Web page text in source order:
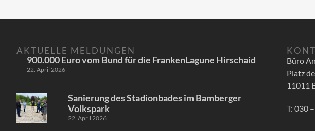
AKTUELLE MELDUNGEN
900.000 Euro vom Bund für die FrankenLagune Hirschaid
22. April 2026
Sanierung des Stadionbades im Bamberger
Volkspark
22. April 2026
Büro
Platz
11011
T: 030